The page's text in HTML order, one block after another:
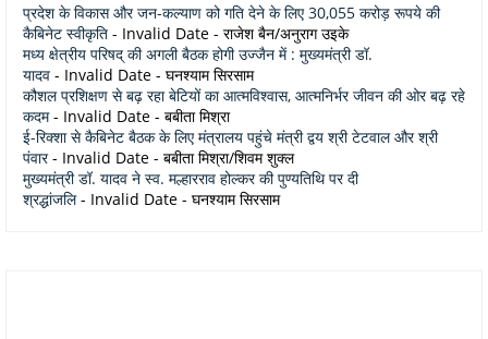
प्रदेश के विकास और जन-कल्याण को गति देने के लिए 30,055 करोड़ रूपये की
कैबिनेट स्वीकृति - Invalid Date - राजेश बैन/अनुराग उइके
मध्य क्षेत्रीय परिषद् की अगली बैठक होगी उज्जैन में : मुख्यमंत्री डॉ.
यादव - Invalid Date - घनश्याम सिरसाम
कौशल प्रशिक्षण से बढ़ रहा बेटियों का आत्मविश्वास, आत्मनिर्भर जीवन की ओर बढ़ रहे
कदम- Invalid Date - बबीता मिश्रा
ई-रिक्शा से कैबिनेट बैठक के लिए मंत्रालय पहुंचे मंत्री द्वय श्री टेटवाल और श्री
पंवार- Invalid Date - बबीता मिश्रा/शिवम शुक्ल
मुख्यमंत्री डॉ. यादव ने स्व. मल्हारराव होल्कर की पुण्यतिथि पर दी
श्रद्धांजलि- Invalid Date - घनश्याम सिरसाम